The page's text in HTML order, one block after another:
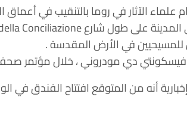
للمسيحيين في الأرض المقدسة .
فيسكونتي دي مودروني ، خلال مؤتمر
من المتوقع افتتاح الفندق في الوقت المناسب ليوبيل الفاتيكان عام 2025 ،